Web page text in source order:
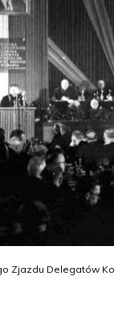
Zjazdu Delegatów